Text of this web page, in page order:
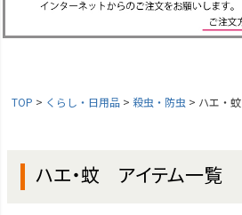
TOP くらし・日用品 殺虫・防虫 ハエ・蚊
ハエ・蚊 アイテム一覧